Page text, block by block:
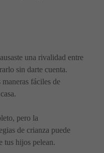
una rivalidad entre
sin darte cuenta.
fáciles de
pero la
de crianza puede
tus hijos pelean.